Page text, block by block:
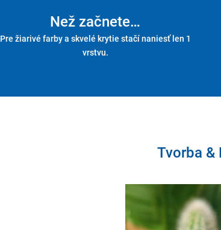
Než začnete…
Pre žiarivé farby a skvelé krytie stačí naniesť len 1
vrstvu.
Tvorba &